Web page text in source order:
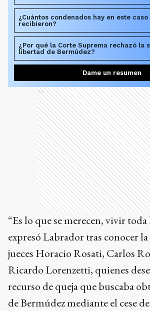
¿Cuántos condenados hay en este
recibieron?
¿Por qué la Corte Suprema rechazó la
libertad de Bermúdez?
Dame un resumen
Ads
“Es lo que se merecen, vivir toda
expresó Labrador tras conocer
jueces Horacio Rosati, Carlos
Ricardo Lorenzetti, quienes
recurso de queja que buscaba
de Bermúdez mediante el cese